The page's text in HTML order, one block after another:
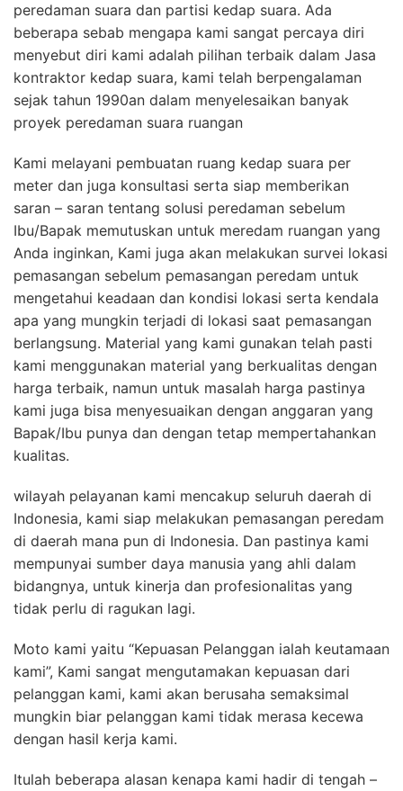
peredaman suara dan partisi kedap suara. Ada
beberapa sebab mengapa kami sangat percaya diri
menyebut diri kami adalah pilihan terbaik dalam Jasa
kontraktor kedap suara, kami telah berpengalaman
sejak tahun 1990an dalam menyelesaikan banyak
proyek peredaman suara ruangan
Kami melayani pembuatan ruang kedap suara per
meter dan juga konsultasi serta siap memberikan
saran – saran tentang solusi peredaman sebelum
Ibu/Bapak memutuskan untuk meredam ruangan yang
Anda inginkan, Kami juga akan melakukan survei lokasi
pemasangan sebelum pemasangan peredam untuk
mengetahui keadaan dan kondisi lokasi serta kendala
apa yang mungkin terjadi di lokasi saat pemasangan
berlangsung. Material yang kami gunakan telah pasti
kami menggunakan material yang berkualitas dengan
harga terbaik, namun untuk masalah harga pastinya
kami juga bisa menyesuaikan dengan anggaran yang
Bapak/Ibu punya dan dengan tetap mempertahankan
kualitas.
wilayah pelayanan kami mencakup seluruh daerah di
Indonesia, kami siap melakukan pemasangan peredam
di daerah mana pun di Indonesia. Dan pastinya kami
mempunyai sumber daya manusia yang ahli dalam
bidangnya, untuk kinerja dan profesionalitas yang
tidak perlu di ragukan lagi.
Moto kami yaitu “Kepuasan Pelanggan ialah keutamaan
kami”, Kami sangat mengutamakan kepuasan dari
pelanggan kami, kami akan berusaha semaksimal
mungkin biar pelanggan kami tidak merasa kecewa
dengan hasil kerja kami.
Itulah beberapa alasan kenapa kami hadir di tengah –